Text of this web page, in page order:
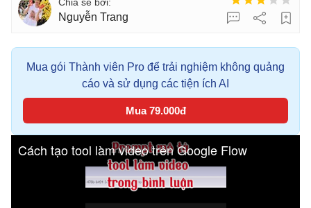
Nguyễn Trang
Mua gói Thành viên Pro để trải nghiệm không quảng
cáo và sử dụng các tiện ích AI
Mua 79.000đ